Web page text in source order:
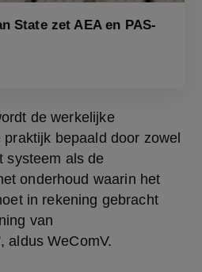
State zet AEA en PAS-
de werkelijke
bepaald door zowel
systeem als de
onderhoud waarin het
in rekening gebracht
van
aldus WeComV.